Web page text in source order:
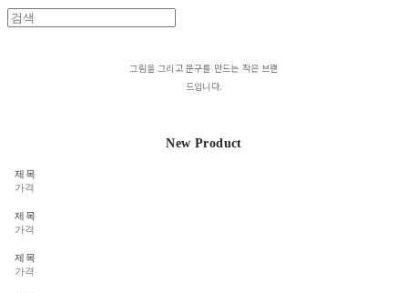
그림을 그리고 문구를 만드는 작은 브랜
드입니다.
New Product
제목
가격
제목
가격
제목
가격